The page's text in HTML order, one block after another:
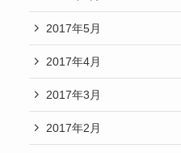
2017年5月
2017年4月
2017年3月
2017年2月